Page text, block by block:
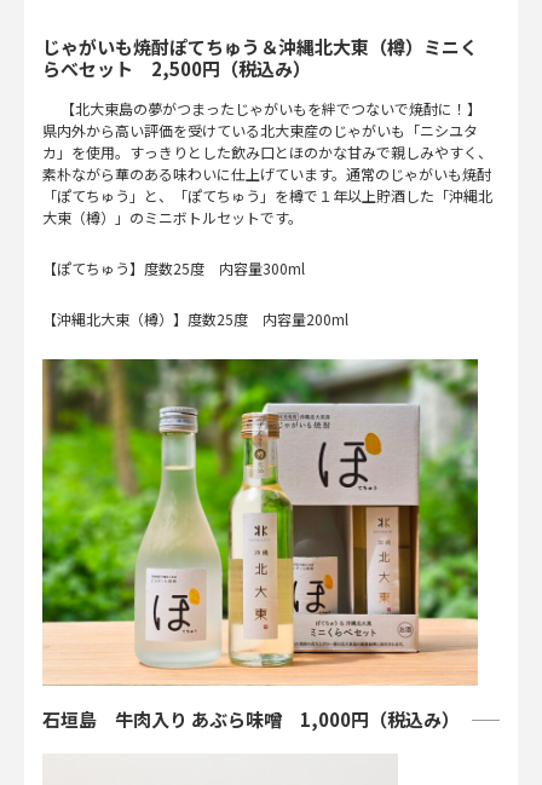
じゃがいも焼酎ぽてちゅう＆沖縄北大東（樽）ミニく
らべセット 2,500円（税込み）
【北大東島の夢がつまったじゃがいもを絆でつないで焼酎に！】
県内外から高い評価を受けている北大東産のじゃがいも「ニシユタ
カ」を使用。すっきりとした飲み口とほのかな甘みで親しみやすく、
素朴ながら華のある味わいに仕上げています。通常のじゃがいも焼酎
「ぽてちゅう」と、「ぽてちゅう」を樽で１年以上貯酒した「沖縄北
大東（樽）」のミニボトルセットです。
【ぽてちゅう】度数25度 内容量300ml
【沖縄北大東（樽）】度数25度 内容量200ml
石垣島 牛肉入り あぶら味噌 1,000円（税込み）